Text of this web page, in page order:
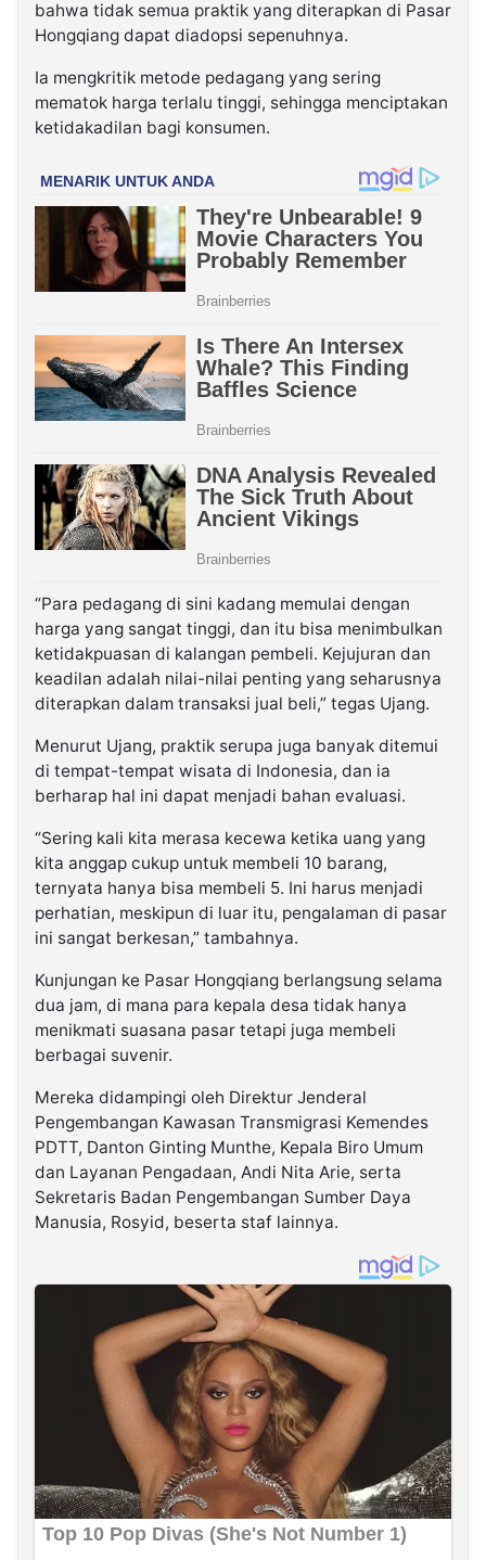
bahwa tidak semua praktik yang diterapkan di Pasar
Hongqiang dapat diadopsi sepenuhnya.
Ia mengkritik metode pedagang yang sering
mematok harga terlalu tinggi, sehingga menciptakan
ketidakadilan bagi konsumen.
“Para pedagang di sini kadang memulai dengan
harga yang sangat tinggi, dan itu bisa menimbulkan
ketidakpuasan di kalangan pembeli. Kejujuran dan
keadilan adalah nilai-nilai penting yang seharusnya
diterapkan dalam transaksi jual beli,” tegas Ujang.
Menurut Ujang, praktik serupa juga banyak ditemui
di tempat-tempat wisata di Indonesia, dan ia
berharap hal ini dapat menjadi bahan evaluasi.
“Sering kali kita merasa kecewa ketika uang yang
kita anggap cukup untuk membeli 10 barang,
ternyata hanya bisa membeli 5. Ini harus menjadi
perhatian, meskipun di luar itu, pengalaman di pasar
ini sangat berkesan,” tambahnya.
Kunjungan ke Pasar Hongqiang berlangsung selama
dua jam, di mana para kepala desa tidak hanya
menikmati suasana pasar tetapi juga membeli
berbagai suvenir.
Mereka didampingi oleh Direktur Jenderal
Pengembangan Kawasan Transmigrasi Kemendes
PDTT, Danton Ginting Munthe, Kepala Biro Umum
dan Layanan Pengadaan, Andi Nita Arie, serta
Sekretaris Badan Pengembangan Sumber Daya
Manusia, Rosyid, beserta staf lainnya.